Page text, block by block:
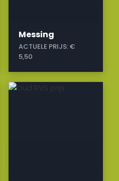
Messing
ACTUELE PRIJS:€
5,50
a